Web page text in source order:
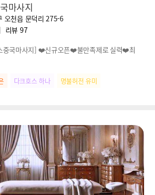
마사지
오천읍 문덕리 275-6
리뷰 97
중국마사지] ❤️신규오픈❤️불만족제로 실력❤️최
다크호스 하나 명불허전 유미